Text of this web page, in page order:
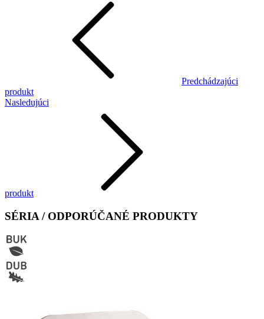
Predchádzajúci
produkt
Nasledujúci
produkt
SÉRIA / ODPORÚČANÉ PRODUKTY